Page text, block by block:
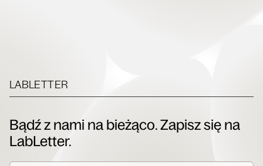
LABLETTER
Bądź z nami na bieżąco. Zapisz się na
LabLetter.